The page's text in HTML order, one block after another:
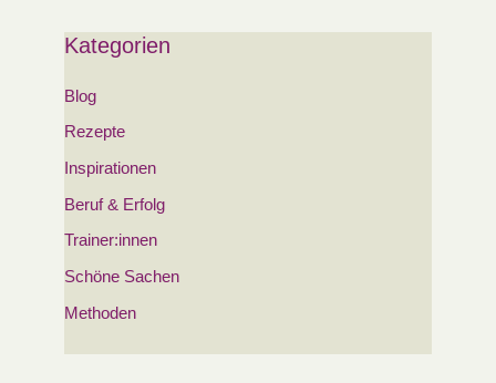
Kategorien
Blog
Rezepte
Inspirationen
Beruf & Erfolg
Trainer:innen
Schöne Sachen
Methoden